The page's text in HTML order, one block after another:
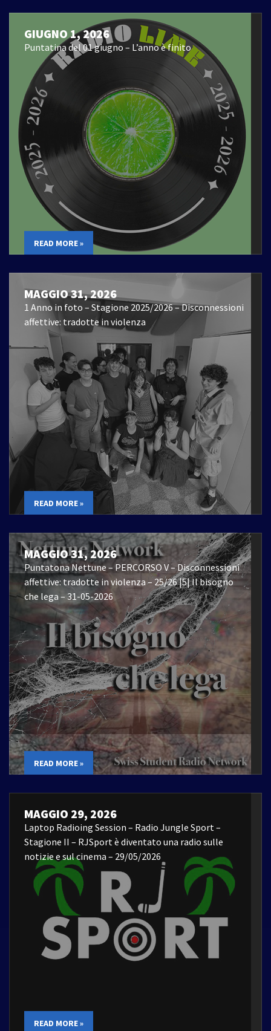
GIUGNO 1, 2026
Puntatina del 01 giugno – L’anno è finito
READ MORE »
MAGGIO 31, 2026
1 Anno in foto – Stagione 2025/2026 – Disconnessioni
affettive: tradotte in violenza
READ MORE »
MAGGIO 31, 2026
Puntatona Nettune – PERCORSO V – Disconnessioni
affettive: tradotte in violenza – 25/26 |5| Il bisogno
che lega – 31-05-2026
READ MORE »
MAGGIO 29, 2026
Laptop Radioing Session – Radio Jungle Sport –
Stagione II – RJSport è diventato una radio sulle
notizie e sul cinema – 29/05/2026
READ MORE »